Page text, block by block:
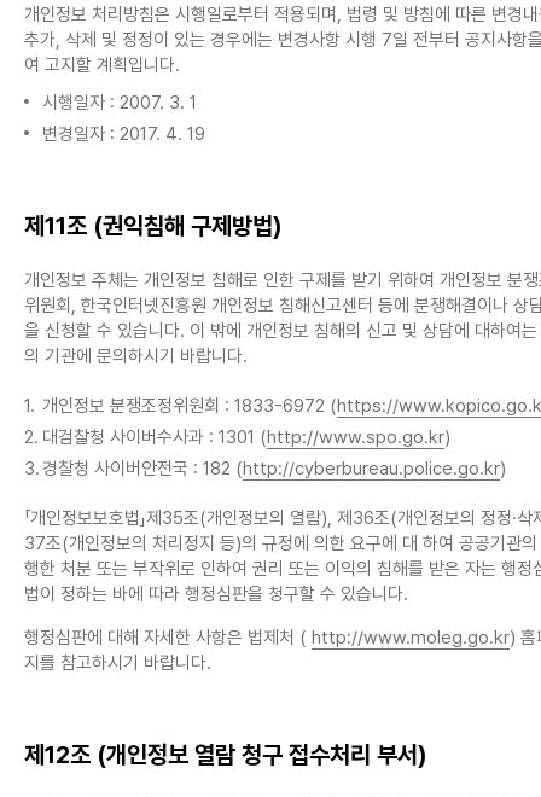
개인정보 처리방침은 시행일로부터 적용되며, 법령 및 방침에 따른 변경
추가, 삭제 및 정정이 있는 경우에는 변경사항 시행 7일 전부터 공지사항
여 고지할 계획입니다.
시행일자 : 2007. 3. 1
변경일자 : 2017. 4. 19
제11조 (권익침해 구제방법)
개인정보 주체는 개인정보 침해로 인한 구제를 받기 위하여 개인정보 분
위원회, 한국인터넷진흥원 개인정보 침해신고센터 등에 분쟁해결이나 상
을 신청할 수 있습니다. 이 밖에 개인정보 침해의 신고 및 상담에 대하여
의 기관에 문의하시기 바랍니다.
1. 개인정보 분쟁조정위원회 : 1833-6972 (https://
2. 대검찰청 사이버수사과 : 1301 (http://www.spo.go.kr)
3.경찰청 사이버안전국 : 182 (http://cyberbureau.police.go.kr)
「개인정보보호법」제35조(개인정보의 열람), 제36조(개인정보의 정정·삭
37조(개인정보의 처리정지 등)의 규정에 의한 요구에 대 하여 공공기관
행한 처분 또는 부작위로 인하여 권리 또는 이익의 침해를 받은 자는 행정
법이 정하는 바에 따라 행정심판을 청구할 수 있습니다.
행정심판에 대해 자세한 사항은 법제처 ( http://www.moleg.go.kr) 홈
지를 참고하시기 바랍니다.
제12조 (개인정보 열람 청구 접수처리 부서)